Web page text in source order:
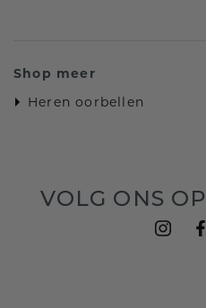
Shop meer
Heren oorbellen
VOLG ONS